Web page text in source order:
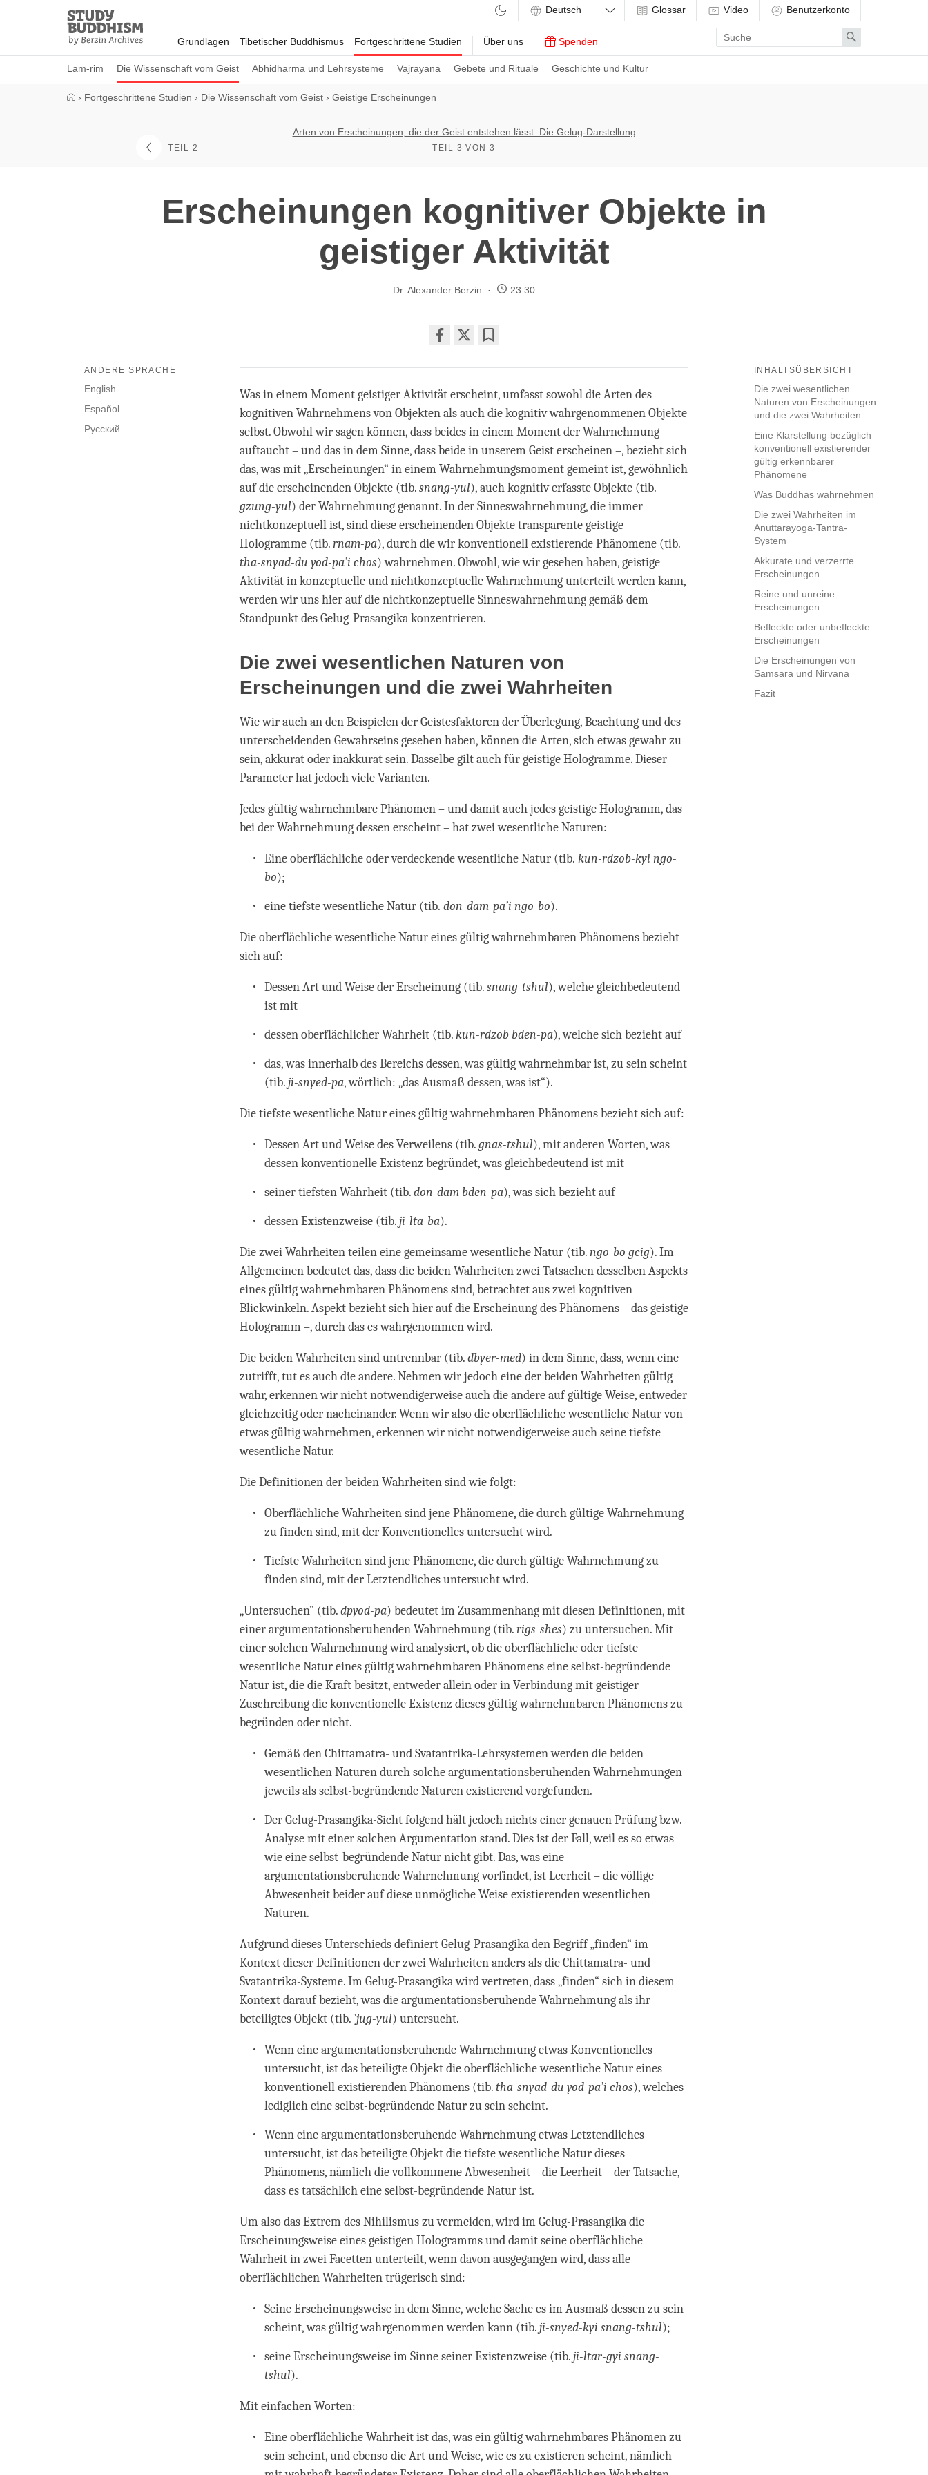
Study
Buddhism
Home
Grundlagen Tibetischer Buddhismus Fortgeschrittene Studien
Lam-rim Die Wissenschaft vom Geist Abhidharma und Lehrsysteme Vajrayana Gebete und Rituale Geschichte und Kultur
Über uns Spenden
Glossar Video Benutzerkonto
Enter
search
term
Search
› Fortgeschrittene Studien › Die Wissenschaft vom Geist › Geistige Erscheinungen
TEIL 2
Arten von Erscheinungen, die der Geist entstehen lässt: Die Gelug-Darstellung
TEIL 3 VON 3
Erscheinungen kognitiver Objekte in
geistiger Aktivität
Dr. Alexander Berzin 23:30
on
facebook
INHALTSÜBERSICHT
Die zwei wesentlichen
Naturen von Erscheinungen
und die zwei Wahrheiten
Eine Klarstellung bezüglich
konventionell existierender
gültig erkennbarer
Phänomene
Was Buddhas wahrnehmen
Die zwei Wahrheiten im
Anuttarayoga-Tantra-
System
Akkurate und verzerrte
Erscheinungen
Reine und unreine
Erscheinungen
Befleckte oder unbefleckte
Erscheinungen
Die Erscheinungen von
Samsara und Nirvana
Fazit
ANDERE SPRACHE
English
Español
Русский
Was in einem Moment geistiger Aktivität erscheint, umfasst sowohl die Arten des
kognitiven Wahrnehmens von Objekten als auch die kognitiv wahrgenommenen Objekte
selbst. Obwohl wir sagen können, dass beides in einem Moment der Wahrnehmung
auftaucht – und das in dem Sinne, dass beide in unserem Geist erscheinen –, bezieht sich
das, was mit „Erscheinungen“ in einem Wahrnehmungsmoment gemeint ist, gewöhnlich
auf die erscheinenden Objekte (tib.snang-yul), auch kognitiv erfasste Objekte (tib.
gzung-yul) der Wahrnehmung genannt. In der Sinneswahrnehmung, die immer
nichtkonzeptuell ist, sind diese erscheinenden Objekte transparente geistige
Hologramme (tib.rnam-pa), durch die wir konventionell existierende Phänomene (tib.
tha-snyad-du yod-pa’i chos) wahrnehmen. Obwohl, wie wir gesehen haben, geistige
Aktivität in konzeptuelle und nichtkonzeptuelle Wahrnehmung unterteilt werden kann,
werden wir uns hier auf die nichtkonzeptuelle Sinneswahrnehmung gemäß dem
Standpunkt des Gelug-Prasangika konzentrieren.
Die zwei wesentlichen Naturen von
Erscheinungen und die zwei Wahrheiten
Wie wir auch an den Beispielen der Geistesfaktoren der Überlegung, Beachtung und des
unterscheidenden Gewahrseins gesehen haben, können die Arten, sich etwas gewahr zu
sein, akkurat oder inakkurat sein. Dasselbe gilt auch für geistige Hologramme. Dieser
Parameter hat jedoch viele Varianten.
Jedes gültig wahrnehmbare Phänomen – und damit auch jedes geistige Hologramm, das
bei der Wahrnehmung dessen erscheint – hat zwei wesentliche Naturen:
Eine oberflächliche oder verdeckende wesentliche Natur (tib. kun-rdzob-kyi ngo-
bo);
eine tiefste wesentliche Natur (tib. don-dam-pa’i ngo-bo).
Die oberflächliche wesentliche Natur eines gültig wahrnehmbaren Phänomens bezieht
sich auf:
Dessen Art und Weise der Erscheinung (tib.snang-tshul), welche gleichbedeutend
ist mit
dessen oberflächlicher Wahrheit (tib.kun-rdzob bden-pa), welche sich bezieht auf
das, was innerhalb des Bereichs dessen, was gültig wahrnehmbar ist, zu sein scheint
(tib.ji-snyed-pa, wörtlich: „das Ausmaß dessen, was ist“).
Die tiefste wesentliche Natur eines gültig wahrnehmbaren Phänomens bezieht sich auf:
Dessen Art und Weise des Verweilens (tib.gnas-tshul), mit anderen Worten, was
dessen konventionelle Existenz begründet, was gleichbedeutend ist mit
seiner tiefsten Wahrheit (tib.don-dam bden-pa), was sich bezieht auf
dessen Existenzweise (tib.ji-lta-ba).
Die zwei Wahrheiten teilen eine gemeinsame wesentliche Natur (tib.ngo-bo gcig). Im
Allgemeinen bedeutet das, dass die beiden Wahrheiten zwei Tatsachen desselben Aspekts
eines gültig wahrnehmbaren Phänomens sind, betrachtet aus zwei kognitiven
Blickwinkeln. Aspekt bezieht sich hier auf die Erscheinung des Phänomens – das geistige
Hologramm –, durch das es wahrgenommen wird.
Die beiden Wahrheiten sind untrennbar (tib.dbyer-med) in dem Sinne, dass, wenn eine
zutrifft, tut es auch die andere. Nehmen wir jedoch eine der beiden Wahrheiten gültig
wahr, erkennen wir nicht notwendigerweise auch die andere auf gültige Weise, entweder
gleichzeitig oder nacheinander. Wenn wir also die oberflächliche wesentliche Natur von
etwas gültig wahrnehmen, erkennen wir nicht notwendigerweise auch seine tiefste
wesentliche Natur.
Die Definitionen der beiden Wahrheiten sind wie folgt:
Oberflächliche Wahrheiten sind jene Phänomene, die durch gültige Wahrnehmung
zu finden sind, mit der Konventionelles untersucht wird.
Tiefste Wahrheiten sind jene Phänomene, die durch gültige Wahrnehmung zu
finden sind, mit der Letztendliches untersucht wird.
„Untersuchen” (tib.dpyod-pa) bedeutet im Zusammenhang mit diesen Definitionen, mit
einer argumentationsberuhenden Wahrnehmung (tib.rigs-shes) zu untersuchen. Mit
einer solchen Wahrnehmung wird analysiert, ob die oberflächliche oder tiefste
wesentliche Natur eines gültig wahrnehmbaren Phänomens eine selbst-begründende
Natur ist, die die Kraft besitzt, entweder allein oder in Verbindung mit geistiger
Zuschreibung die konventionelle Existenz dieses gültig wahrnehmbaren Phänomens zu
begründen oder nicht.
Gemäß den Chittamatra- und Svatantrika-Lehrsystemen werden die beiden
wesentlichen Naturen durch solche argumentationsberuhenden Wahrnehmungen
jeweils als selbst-begründende Naturen existierend vorgefunden.
Der Gelug-Prasangika-Sicht folgend hält jedoch nichts einer genauen Prüfung bzw.
Analyse mit einer solchen Argumentation stand. Dies ist der Fall, weil es so etwas
wie eine selbst-begründende Natur nicht gibt. Das, was eine
argumentationsberuhende Wahrnehmung vorfindet, ist Leerheit – die völlige
Abwesenheit beider auf diese unmögliche Weise existierenden wesentlichen
Naturen.
Aufgrund dieses Unterschieds definiert Gelug-Prasangika den Begriff „finden“ im
Kontext dieser Definitionen der zwei Wahrheiten anders als die Chittamatra- und
Svatantrika-Systeme. Im Gelug-Prasangika wird vertreten, dass „finden“ sich in diesem
Kontext darauf bezieht, was die argumentationsberuhende Wahrnehmung als ihr
beteiligtes Objekt (tib. ’jug-yul) untersucht.
Wenn eine argumentationsberuhende Wahrnehmung etwas Konventionelles
untersucht, ist das beteiligte Objekt die oberflächliche wesentliche Natur eines
konventionell existierenden Phänomens (tib.tha-snyad-du yod-pa’i chos), welches
lediglich eine selbst-begründende Natur zu sein scheint.
Wenn eine argumentationsberuhende Wahrnehmung etwas Letztendliches
untersucht, ist das beteiligte Objekt die tiefste wesentliche Natur dieses
Phänomens, nämlich die vollkommene Abwesenheit – die Leerheit – der Tatsache,
dass es tatsächlich eine selbst-begründende Natur ist.
Um also das Extrem des Nihilismus zu vermeiden, wird im Gelug-Prasangika die
Erscheinungsweise eines geistigen Hologramms und damit seine oberflächliche
Wahrheit in zwei Facetten unterteilt, wenn davon ausgegangen wird, dass alle
oberflächlichen Wahrheiten trügerisch sind:
Seine Erscheinungsweise in dem Sinne, welche Sache es im Ausmaß dessen zu sein
scheint, was gültig wahrgenommen werden kann (tib.ji-snyed-kyi snang-tshul);
seine Erscheinungsweise im Sinne seiner Existenzweise (tib.ji-ltar-gyi snang-
tshul).
Mit einfachen Worten:
Eine oberflächliche Wahrheit ist das, was ein gültig wahrnehmbares Phänomen zu
sein scheint, und ebenso die Art und Weise, wie es zu existieren scheint, nämlich